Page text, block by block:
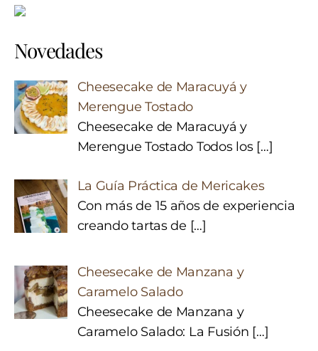
Novedades
Cheesecake de Maracuyá y
Merengue Tostado
Cheesecake de Maracuyá y
Merengue Tostado Todos los […]
La Guía Práctica de Mericakes
Con más de 15 años de experiencia
creando tartas de […]
Cheesecake de Manzana y
Caramelo Salado
Cheesecake de Manzana y
Caramelo Salado: La Fusión […]